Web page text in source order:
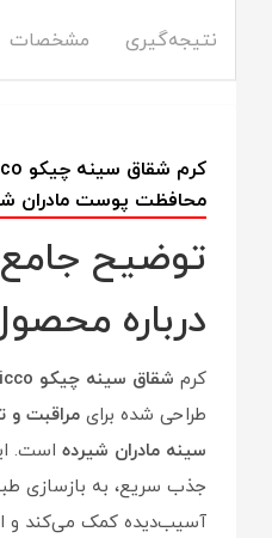
نتیجه‌گیری مشخصات
محافظت پوست مادران
توضیح
درباره
کرم شقاق سینه چیکو Chicco
طراحی شده برای مراقبت
سینه مادران شیرده است.
جذب سریع، به بازسازی
آسیب‌دیده کمک می‌کند و از